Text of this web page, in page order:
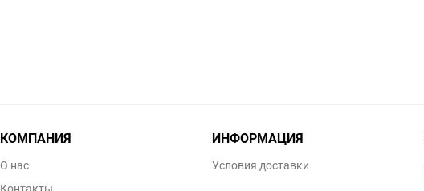
КОМПАНИЯ
О нас
ИНФОРМАЦИЯ
Условия доставки